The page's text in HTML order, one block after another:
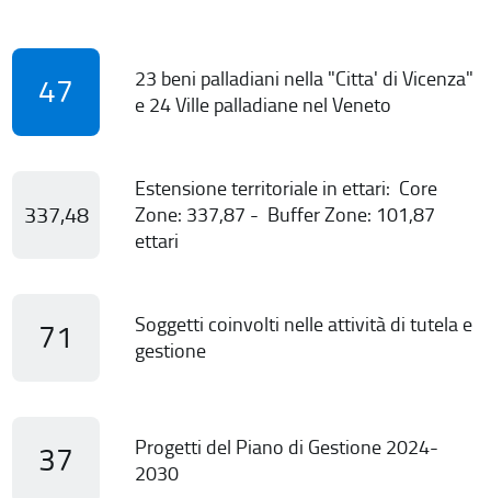
47
23 beni palladiani nella "Citta' di Vicenza"
e 24 Ville palladiane nel Veneto
337,48
Estensione territoriale in ettari: Core
Zone: 337,87 - Buffer Zone: 101,87
ettari
71
Soggetti coinvolti nelle attività di tutela e
gestione
37
Progetti del Piano di Gestione 2024-
2030